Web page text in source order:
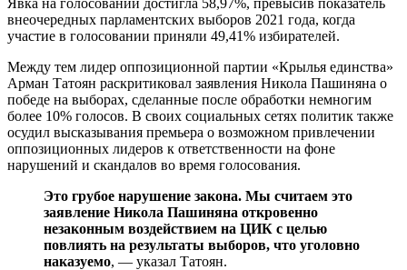
внеочередных парламентских выборов 2021 года, когда
участие в голосовании приняли 49,41% избирателей.
Между тем лидер оппозиционной партии «Крылья единства»
Арман Татоян раскритиковал заявления Никола Пашиняна о
победе на выборах, сделанные после обработки немногим
более 10% голосов. В своих социальных сетях политик также
осудил высказывания премьера о возможном привлечении
оппозиционных лидеров к ответственности на фоне
нарушений и скандалов во время голосования.
Это грубое нарушение закона. Мы считаем это
заявление Никола Пашиняна откровенно
незаконным воздействием на ЦИК с целью
повлиять на результаты выборов, что уголовно
наказуемо, — указал Татоян.